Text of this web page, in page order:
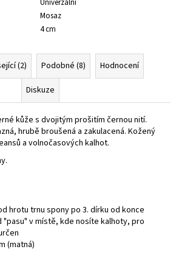
Mosaz
4 cm
(2) Podobné (8)
Hodnocení
Diskuze
kůže s dvojitým prošitím černou nití.
hrubě broušená a zakulacená. Kožený
a volnočasových kalhot.
hrotu trnu spony po 3. dírku od konce
"pasu" v místě, kde nosíte kalhoty, pro
(matná)